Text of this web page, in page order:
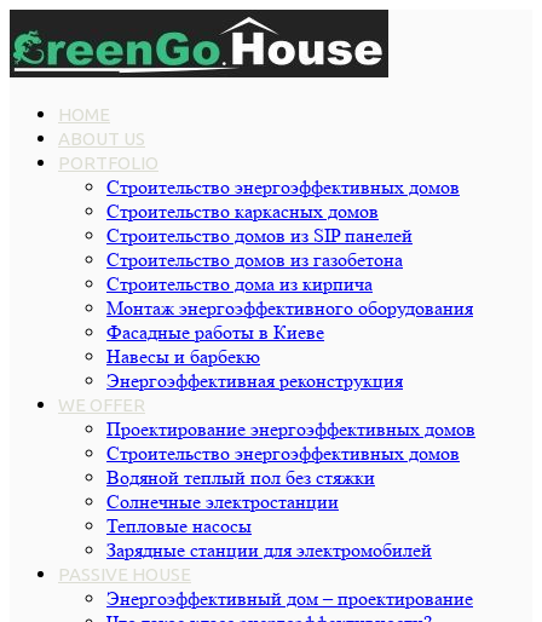
HOME
ABOUT US
PORTFOLIO
Строительство энергоэффективных домов
Строительство каркасных домов
Строительство домов из SIP панелей
Строительство домов из газобетона
Строительство дома из кирпича
Монтаж энергоэффективного оборудования
Фасадные работы в Киеве
Навесы и барбекю
Энергоэффективная реконструкция
WE OFFER
Проектирование энергоэффективных домов
Строительство энергоэффективных домов
Водяной теплый пол без стяжки
Cолнечные электростанции
Тепловые насосы
Зарядные станции для электромобилей
PASSIVE HOUSE
Энергоэффективный дом – проектирование